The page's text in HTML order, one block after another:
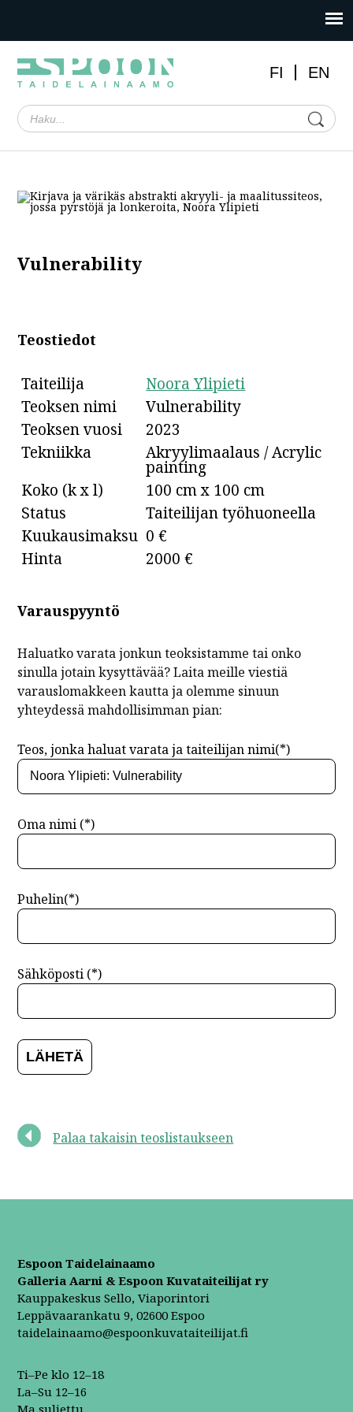
FI EN
Vulnerability
Teostiedot
Taiteilija
Noora Ylipieti
Teoksen nimi
Vulnerability
Teoksen vuosi
2023
Tekniikka
Akryylimaalaus / Acrylic
painting
Koko (k x l)
100 cm x 100 cm
Status
Taiteilijan työhuoneella
Kuukausimaksu 0 €
Hinta
2000 €
Varauspyyntö
Haluatko varata jonkun teoksistamme tai onko
sinulla jotain kysyttävää? Laita meille viestiä
varauslomakkeen kautta ja olemme sinuun
yhteydessä mahdollisimman pian:
Teos, jonka haluat varata ja taiteilijan nimi(*)
Oma nimi (*)
Puhelin(*)
Sähköposti (*)
Palaa takaisin teoslistaukseen
Espoon Taidelainaamo
Galleria Aarni & Espoon Kuvataiteilijat ry
Kauppakeskus Sello, Viaporintori
Leppävaarankatu 9, 02600 Espoo
taidelainaamo@espoonkuvataiteilijat.fi
Ti–Pe klo 12–18
La–Su 12–16
Ma suljettu